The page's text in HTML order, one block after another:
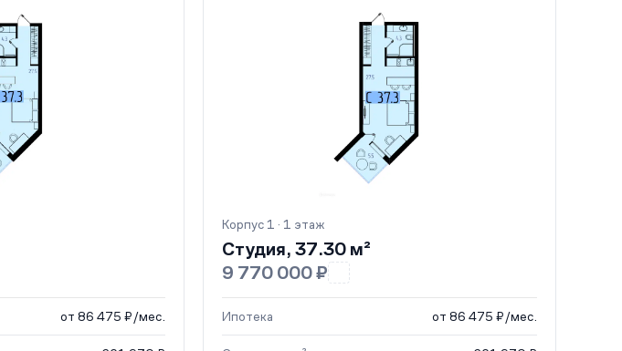
от 86 475 ₽/мес.
Корпус 1 · 1 этаж
Студия, 37.30 м²
9 770 000 ₽
Ипотека от 86 475 ₽/мес.